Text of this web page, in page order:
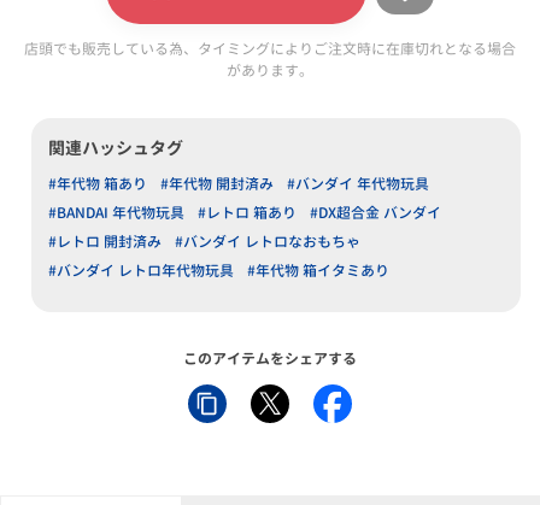
店頭でも販売している為、タイミングによりご注文時に在庫切れとなる場合
があります。
関連ハッシュタグ
#年代物 箱あり #年代物 開封済み
#バンダイ 年代物玩具
#BANDAI 年代物玩具
#レトロ 箱あり
#DX超合金 バンダイ
#レトロ 開封済み
#バンダイ レトロなおもちゃ
#バンダイ レトロ年代物玩具
#年代物 箱イタミあり
このアイテムをシェアする